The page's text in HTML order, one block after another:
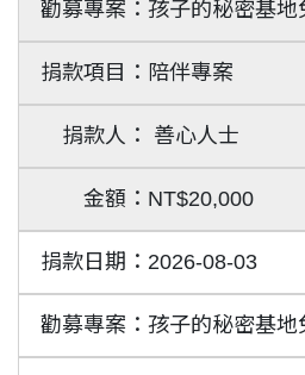
孩子的秘密基地
陪伴專案
善心人士
NT$20,000
2026-08-03
孩子的秘密基地